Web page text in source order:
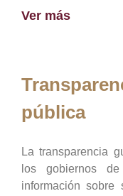
Ver más
pública
La transparencia
los gobiernos
información sobre